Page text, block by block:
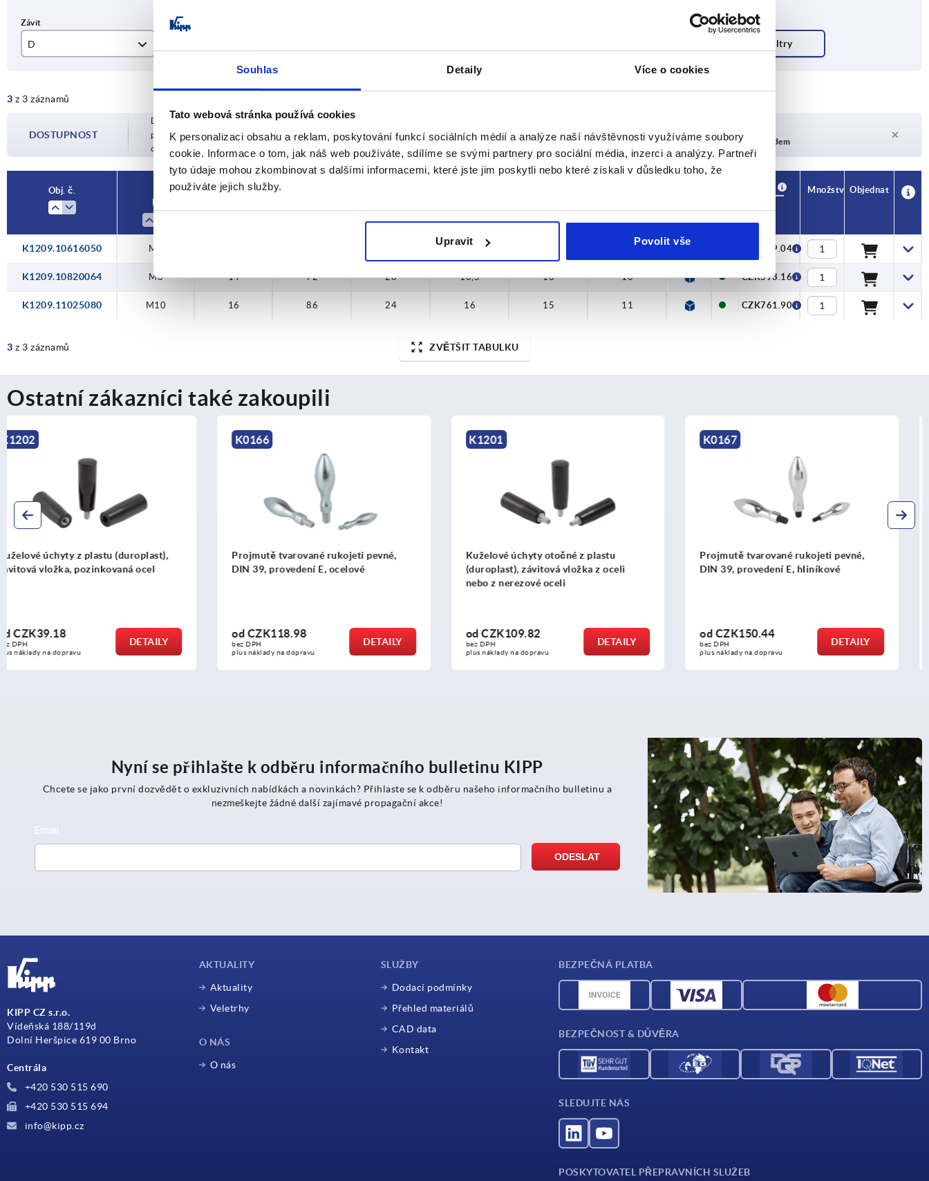
Souhlas Detaily Více o cookies
Tato webová stránka používá cookies
K personalizaci obsahu a reklam, poskytování funkcí sociálních médií a analýze naší návštěvnosti využíváme soubory
cookie. Informace o tom, jak náš web používáte, sdílíme se svými partnery pro sociální média, inzerci a analýzy. Partneři
tyto údaje mohou zkombinovat s dalšími informacemi, které jste jim poskytli nebo které získali v důsledku toho, že
používáte jejich služby.
Upravit Povolit vše
D
M8
3 z 3 záznamů
DOSTUPNOST
Dostupnost je aktualizována několikrát denně v pravidelných intervalech. O
potvrzeném datu odeslání budete informováni v posledním kroku před dokončením
objednávky.
4-20 Dní
V současné době není skladem
Obj. č.
Množství Objednat
K1209.10616050 M6 CZK469.04
K1209.10820064 M8 14 72 20 13,5 13 10 CZK593.16
K1209.11025080 M10 16 86 24 16 15 11 CZK761.90
3 z 3 záznamů ZVĚTŠIT TABULKU
Ostatní zákazníci také zakoupili
K0166
Projmutě tvarované rukojeti pevné,
DIN 39, provedení E, ocelové
odCZK118.98
bez DPH
plus náklady na dopravu
DETAILY
K1201
Kuželové úchyty otočné z plastu
(duroplast), závitová vložka z oceli
odCZK109.82
bez DPH
plus náklady na dopravu
DETAILY
K0167
Projmutě tvarované rukojeti pevné,
DIN 39, provedení E, hliníkové
odCZK150.44
bez DPH
plus náklady na dopravu
DETAILY
K1470
Bezpečnostní válcové úchyty, plastové
samosklopné
odCZK806.23
bez DPH
plus náklady na dopravu
DETAILY
Nyní se přihlašte k odběru informačního bulletinu KIPP
Chcete se jako první dozvědět o exkluzivních nabídkách a novinkách? Přihlaste se k odběru našeho informačního bulletinu a
nezmeškejte žádné další zajímavé propagační akce!
KIPP CZ s.r.o.
Vídeňská 188/119d
Dolní Heršpice 619 00 Brno
Centrála
+420 530 515 690
+420 530 515 694
info@kipp.cz
AKTUALITY
Aktuality
Veletrhy
O NÁS
O nás
SLUŽBY
Dodací podmínky
Přehled materiálů
CAD data
Kontakt
BEZPEČNÁ PLATBA
BEZPEČNOST & DŮVĚRA
SLEDUJTE NÁS
POSKYTOVATEL PŘEPRAVNÍCH SLUŽEB